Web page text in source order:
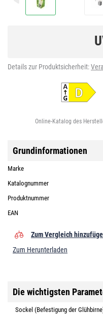
Details zur Produktsicherheit:
Online-Katalog des
Grundinformationen
Marke
Katalognummer
Produktnummer
EAN
Zum Vergleich
Zum Herunterladen
Die wichtigsten
Sockel (Befestigung der